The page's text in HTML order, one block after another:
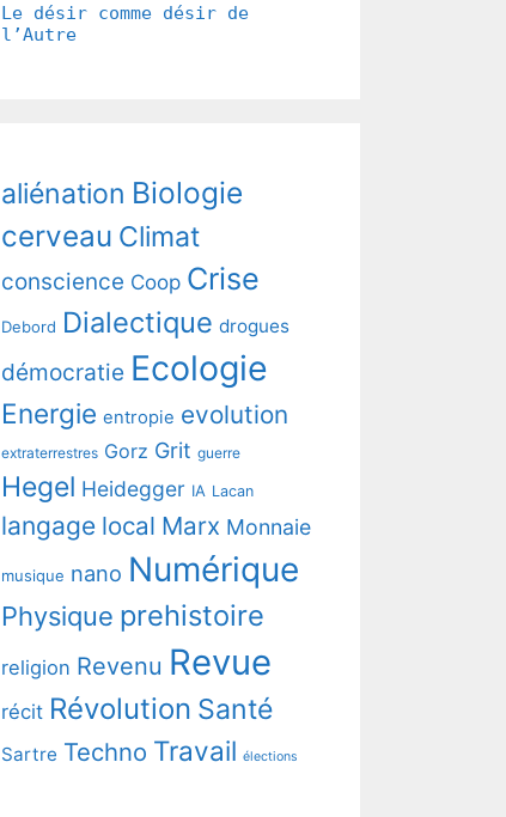
Le désir comme désir de
l’Autre
aliénation Biologie
cerveau Climat
conscience Coop Crise
Debord Dialectique drogues
démocratie Ecologie
Energie entropie evolution
extraterrestres Gorz Grit guerre
Hegel Heidegger IA Lacan
langage local Marx Monnaie
musique nano Numérique
Physique prehistoire
religion Revenu Revue
récit Révolution Santé
Sartre Techno Travail élections